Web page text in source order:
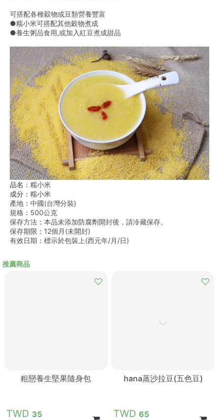
可搭配各種縠物或豆類營養豐富
●糯小米可搭配其他穀物煮成
●養生粥品食用,或加入紅豆煮成甜品
品名： 糯小米
成分： 糯小米
產地： 中國(台灣分裝)
規格： 500公克
保存方法： 本品未添加防腐劑開封後，請冷藏保存。
保存期限 ： 12個月(未開封)
有效日期 ： 標示於包裝上(西元年/月/日)
推薦商品
粗戀養生堅果隨身包
35
hana蒸沙拉豆(五色豆)
65